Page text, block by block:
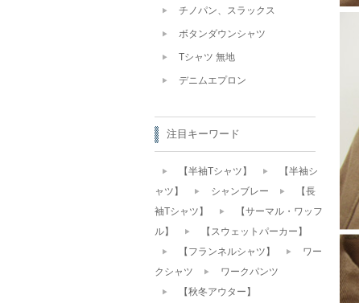
チノパン、スラックス
ボタンダウンシャツ
Tシャツ 無地
デニムエプロン
注目キーワード
【半袖Tシャツ】
【半袖シ
ャツ】
シャンブレー
【長
袖Tシャツ】
【サーマル・ワッフ
ル】
【スウェットパーカー】
【フランネルシャツ】
ワー
クシャツ
ワークパンツ
【秋冬アウター】